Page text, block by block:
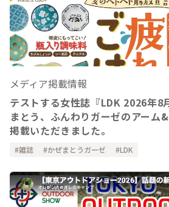
メディア掲載情報
テストする女性誌『LDK 2026年8
まとう、ふんわりガーゼのアーム
掲載いただきました。
雑誌 かぜまとうガーゼ LDK